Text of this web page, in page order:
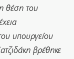
θέση του
υπουργείου
βρέθηκε